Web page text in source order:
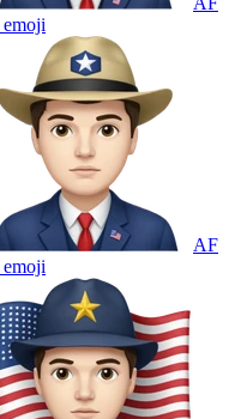
emoji
AF
emoji